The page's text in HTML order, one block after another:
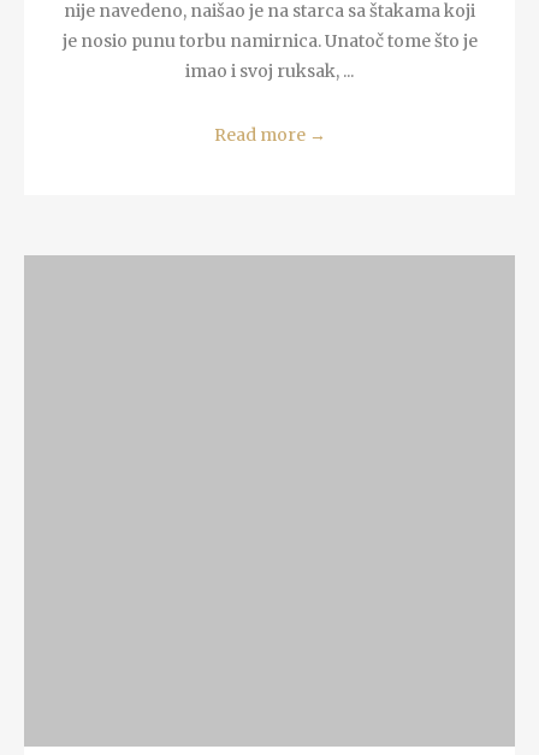
nije navedeno, naišao je na starca sa štakama koji
je nosio punu torbu namirnica. Unatoč tome što je
imao i svoj ruksak, ...
Read more →